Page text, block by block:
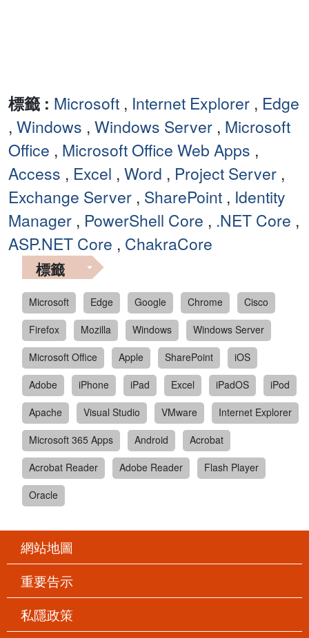
標籤 : Microsoft , Internet Explorer , Edge
, Windows , Windows Server , Microsoft
Office , Microsoft Office Web Apps ,
Access , Excel , Word , Project Server ,
Exchange Server , SharePoint , Identity
Manager , PowerShell Core , .NET Core ,
ASP.NET Core , ChakraCore
標籤
Microsoft Edge Google Chrome
Cisco
Firefox
Mozilla Windows
Windows Server
Microsoft Office
Apple SharePoint
iOS
Adobe
iPhone iPad Excel iPadOS
iPod
Apache
Visual Studio VMware
Internet Explorer
Microsoft 365 Apps
Android
Acrobat
Acrobat Reader
Adobe Reader
Flash Player
Oracle
網站地圖
重要告示
私隱政策